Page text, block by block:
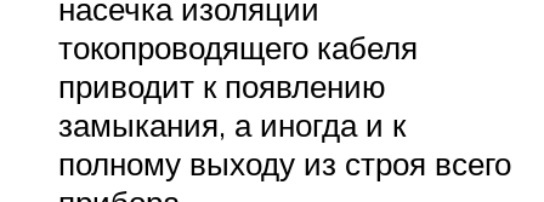
насечка изоляции
токопроводящего кабеля
приводит к появлению
замыкания, а иногда и к
полному выходу из строя всего